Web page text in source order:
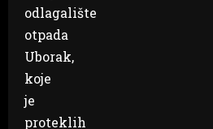
odlagalište
otpada
Uborak,
koje
je
proteklih